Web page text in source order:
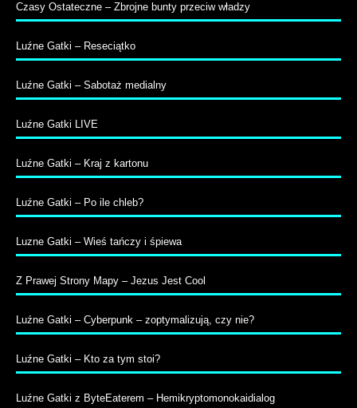
Czasy Ostateczne – Zbrojne bunty przeciw władzy
Luźne Gatki – Reseciątko
Luźne Gatki – Sabotaż medialny
Luźne Gatki LIVE
Luźne Gatki – Kraj z kartonu
Luźne Gatki – Po ile chleb?
Luzne Gatki – Wieś tańczy i śpiewa
Z Prawej Strony Mapy – Jezus Jest Cool
Luźne Gatki – Cyberpunk – zoptymalizują, czy nie?
Luźne Gatki – Kto za tym stoi?
Luźne Gatki z ByteEaterem – Hemikryptomonokaidialog